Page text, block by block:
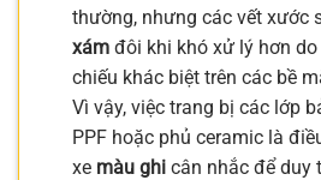
thường, nhưng các vết xước
xám đôi khi khó xử lý hơn
chiếu khác biệt trên các bề
Vì vậy, việc trang bị các lớp
PPF hoặc phủ ceramic là
xe màu ghi cân nhắc để duy